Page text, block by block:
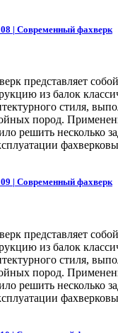
| Современный фахверк
представляет
из балок
стиля,
пород.
решить несколько
| Современный фахверк
представляет
из балок
стиля,
пород.
решить несколько